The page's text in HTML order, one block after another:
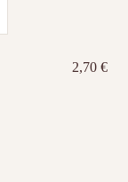
2,70€